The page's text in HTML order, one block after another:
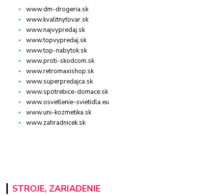
www.dm-drogeria.sk
www.kvalitnytovar.sk
www.najvypredaj.sk
www.topvypredaj.sk
www.top-nabytok.sk
www.proti-skodcom.sk
www.retromaxishop.sk
www.superpredajca.sk
www.spotrebice-domace.sk
www.osvetlenie-svietidla.eu
www.uni-kozmetika.sk
www.zahradnicek.sk
STROJE, ZARIADENIE